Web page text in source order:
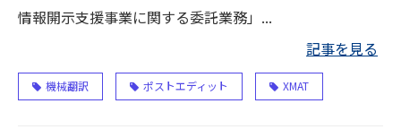
情報開示支援事業に関する委託業務」...
記事を見る
機械翻訳 ポストエディット XMAT